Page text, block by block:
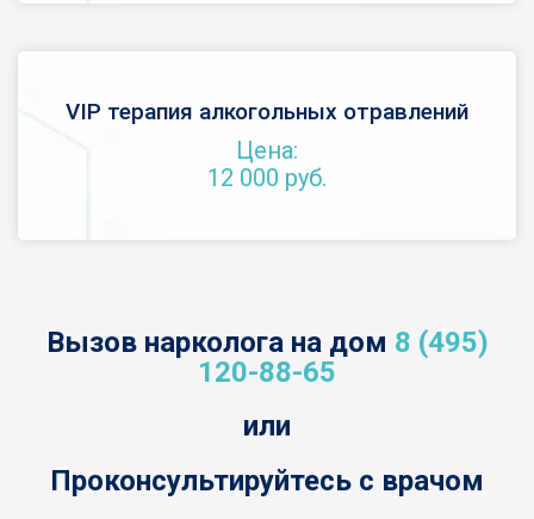
VIP терапия алкогольных отравлений
Цена:
12 000 руб.
Вызов нарколога на дом 8 (495)
120-88-65
или
Проконсультируйтесь с врачом